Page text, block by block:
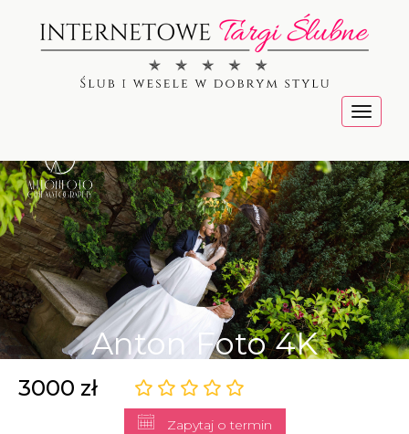
Menu
Anton Foto 4K
3000 zł
Zapytaj o termin